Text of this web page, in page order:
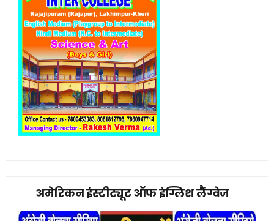
अमेरिकन इंस्टीट्यूट ऑफ इंग्लिश लैंग्वेज